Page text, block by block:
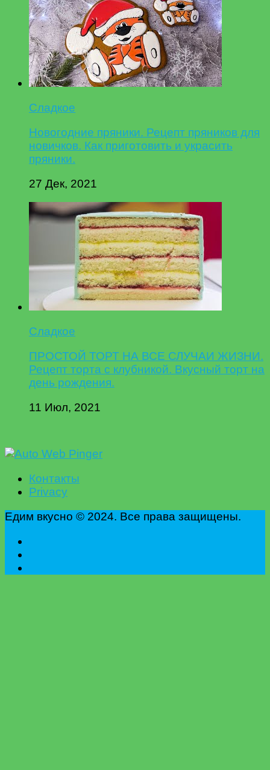
Сладкое
Новогодние пряники. Рецепт пряников для
новичков. Как приготовить и украсить
пряники.
27 Дек, 2021
Сладкое
ПРОСТОЙ ТОРТ НА ВСЕ СЛУЧАИ ЖИЗНИ.
Рецепт торта с клубникой. Вкусный торт на
день рождения.
11 Июл, 2021
Контакты
Privacy
Едим вкусно © 2024. Все права защищены.